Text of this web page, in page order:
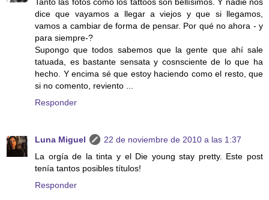
dice que vayamos a llegar a viejos y que si llegamos,
vamos a cambiar de forma de pensar. Por qué no ahora - y
para siempre-?
Supongo que todos sabemos que la gente que ahí sale
tatuada, es bastante sensata y cosnsciente de lo que ha
hecho. Y encima sé que estoy haciendo como el resto, que
si no comento, reviento ...
Responder
Luna Miguel
22 de noviembre de 2010 a las 1:37
La orgía de la tinta y el Die young stay pretty. Este post
tenía tantos posibles títulos!
Responder